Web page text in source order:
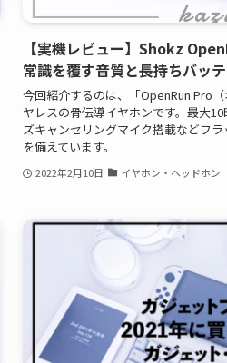
【実機レビュー】Shokz
常識を覆す音質と長持ちバッ
今回紹介するのは、「OpenRun Pro
ヤレスの骨伝導イヤホンです。最大
ズキャンセリングマイク搭載などフ
を備えています。
2022年2月10日 イヤホン・ヘッドホン